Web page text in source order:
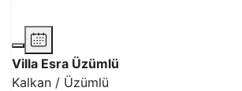
Villa Esra Üzümlü
Kalkan / Üzümlü